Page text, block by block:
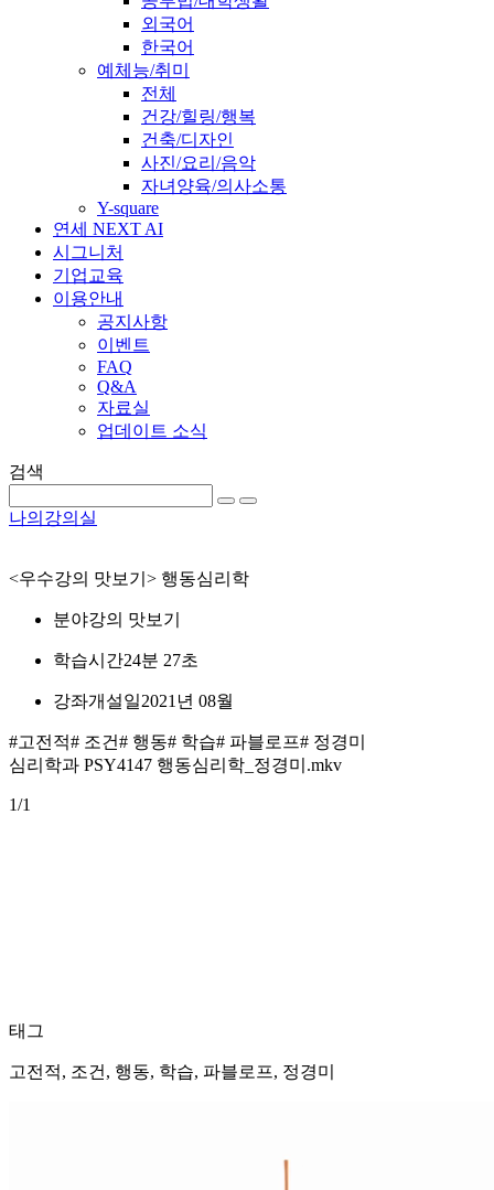
외국어
한국어
예체능/취미
전체
건강/힐링/행복
건축/디자인
사진/요리/음악
자녀양육/의사소통
Y-square
연세 NEXT AI
시그니처
기업교육
이용안내
공지사항
이벤트
FAQ
Q&A
자료실
업데이트 소식
검색
나의강의실
<우수강의 맛보기> 행동심리학
분야강의 맛보기
학습시간24분 27초
강좌개설일2021년 08월
#고전적# 조건# 행동# 학습# 파블로프# 정경미
심리학과 PSY4147 행동심리학_정경미.mkv
1/1
태그
고전적, 조건, 행동, 학습, 파블로프, 정경미